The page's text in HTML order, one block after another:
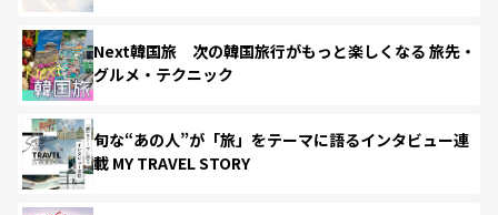
Next韓国旅 次の韓国旅行がもっと楽しくなる 旅先・
グルメ・テクニック
旬な“あの人”が「旅」をテーマに語るインタビュー連
載 MY TRAVEL STORY